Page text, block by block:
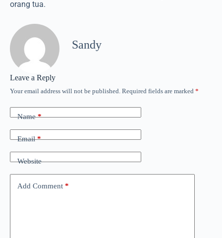
orang tua.
Sandy
Leave a Reply
Your email address will not be published. Required fields are marked *
Name*
Email*
Website
Add Comment *